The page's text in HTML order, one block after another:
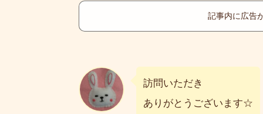
記事内に広告
訪問いただき
ありがとうございます☆